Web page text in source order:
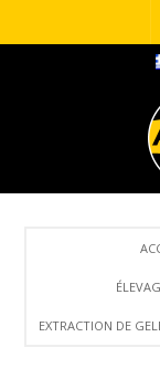
EXTRACTION DE